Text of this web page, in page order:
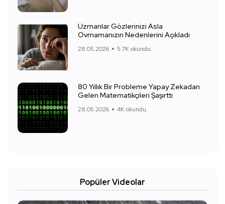
Uzmanlar Gözlerinizi Asla
Ovmamanızın Nedenlerini Açıkladı
28.05.2026 5.7K okundu.
80 Yıllık Bir Probleme Yapay Zekadan
Gelen Matematikçileri Şaşırttı
28.05.2026 4K okundu.
Popüler Videolar